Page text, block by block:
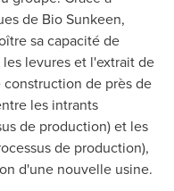
de Bio Sunkeen,
sa capacité de
levures et l'extrait de
de près de
les intrants
de production) et les
de production),
d'une nouvelle usine.